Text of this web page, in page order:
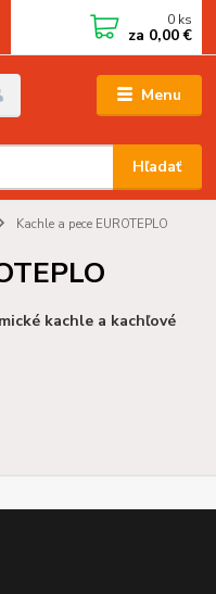
Menu
Hľadať
0 ks
za 0,00 €
Kachle a pece EUROTEPLO
kachle a kachľové